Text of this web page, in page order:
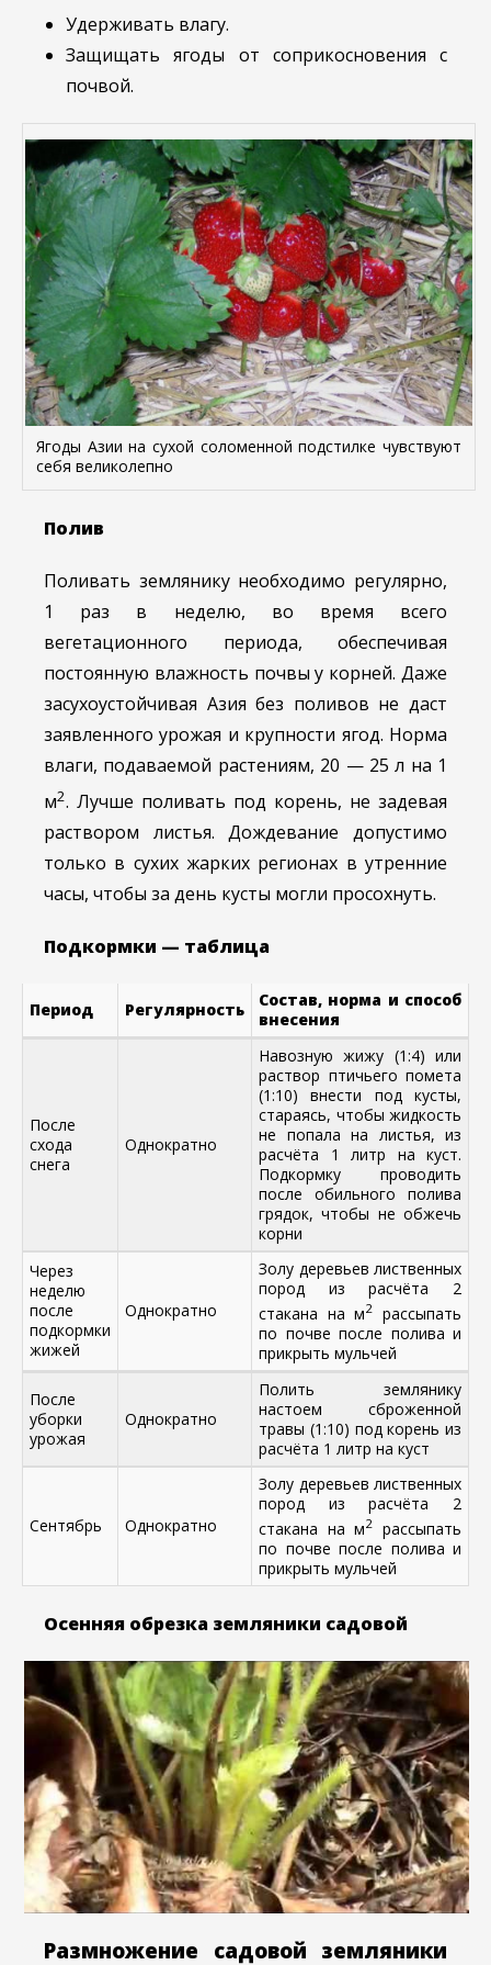
Удерживать влагу.
Защищать ягоды от соприкосновения с
почвой.
Ягоды Азии на сухой соломенной подстилке чувствуют
себя великолепно
Полив
Поливать землянику необходимо регулярно,
1 раз в неделю, во время всего
вегетационного периода, обеспечивая
постоянную влажность почвы у корней. Даже
засухоустойчивая Азия без поливов не даст
заявленного урожая и крупности ягод. Норма
влаги, подаваемой растениям, 20 — 25 л на 1
м2. Лучше поливать под корень, не задевая
раствором листья. Дождевание допустимо
только в сухих жарких регионах в утренние
часы, чтобы за день кусты могли просохнуть.
Подкормки — таблица
Период Регулярность
Состав, норма и способ
внесения
После
схода
снега
Однократно
Навозную жижу (1:4) или
раствор птичьего помета
(1:10) внести под кусты,
стараясь, чтобы жидкость
не попала на листья, из
расчёта 1 литр на куст.
Подкормку проводить
после обильного полива
грядок, чтобы не обжечь
корни
Через
неделю
после
подкормки
жижей
Однократно
Золу деревьев лиственных
пород из расчёта 2
стакана на м2 рассыпать
по почве после полива и
прикрыть мульчей
После
уборки
урожая
Однократно
Полить землянику
настоем сброженной
травы (1:10) под корень из
расчёта 1 литр на куст
Сентябрь Однократно
Золу деревьев лиственных
пород из расчёта 2
стакана на м2 рассыпать
по почве после полива и
прикрыть мульчей
Осенняя обрезка земляники садовой
Размножение садовой земляники